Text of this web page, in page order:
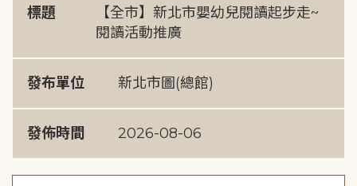
標題
【全市】新北市嬰幼兒閱讀起步走~
閱讀活動推廣
發布單位 新北市圖(總館)
發佈時間 2026-08-06